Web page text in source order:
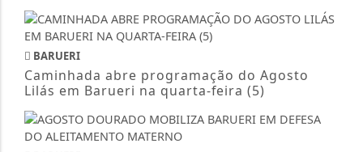
BARUERI
Caminhada abre programação do Agosto
Lilás em Barueri na quarta-feira (5)